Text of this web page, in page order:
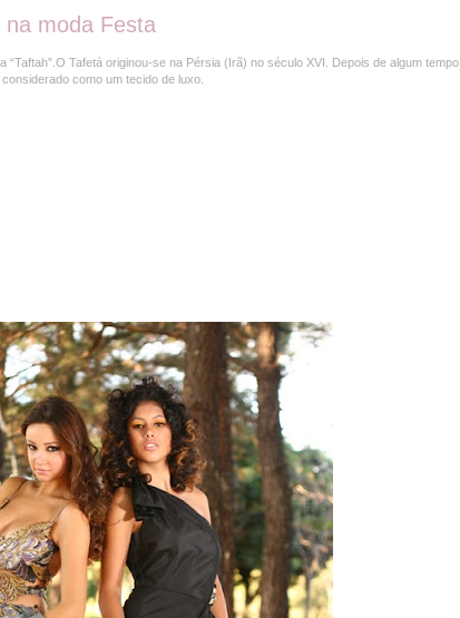
moda Festa
Tafetá originou-se na Pérsia (Irã) no século XVI. Depois de algum tempo
como um tecido de luxo.